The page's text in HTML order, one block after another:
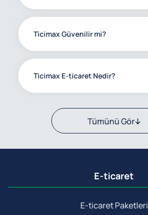
Ticimax Güvenilir mi?
Ticimax E-ticaret Nedir?
Tümünü Gör
E-ticaret
E-ticaret Paketleri